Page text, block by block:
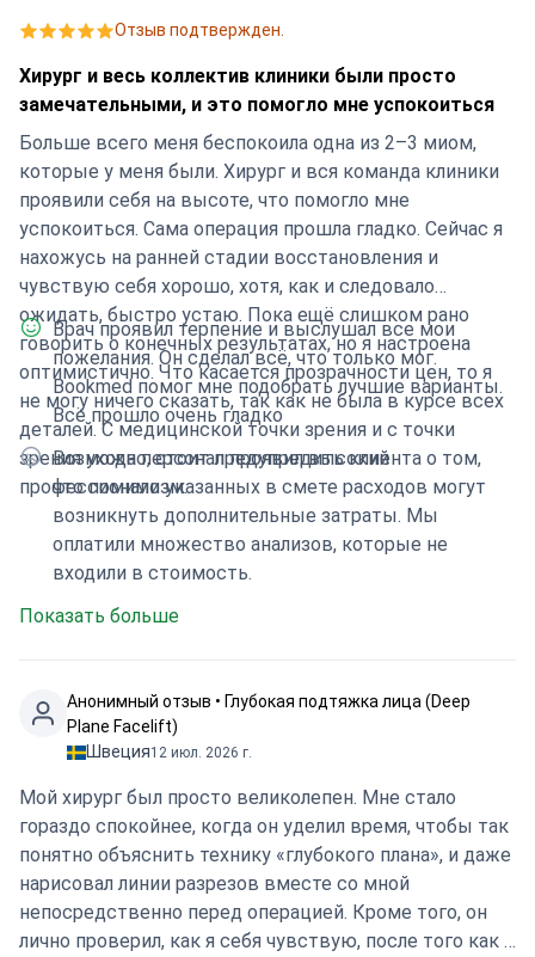
Отзыв подтвержден.
Хирург и весь коллектив клиники были просто
замечательными, и это помогло мне успокоиться
Больше всего меня беспокоила одна из 2–3 миом,
которые у меня были. Хирург и вся команда клиники
проявили себя на высоте, что помогло мне
успокоиться. Сама операция прошла гладко. Сейчас я
нахожусь на ранней стадии восстановления и
чувствую себя хорошо, хотя, как и следовало
ожидать, быстро устаю. Пока ещё слишком рано
говорить о конечных результатах, но я настроена
оптимистично. Что касается прозрачности цен, то я
не могу ничего сказать, так как не была в курсе всех
деталей. С медицинской точки зрения и с точки
зрения ухода персонал проявил высокий
профессионализм.
Врач проявил терпение и выслушал все мои
пожелания. Он сделал всё, что только мог.
Bookmed помог мне подобрать лучшие варианты.
Всё прошло очень гладко
Возможно, стоит предупредить клиента о том,
что помимо указанных в смете расходов могут
возникнуть дополнительные затраты. Мы
оплатили множество анализов, которые не
входили в стоимость.
Показать больше
Анонимный отзыв • Глубокая подтяжка лица (Deep
Plane Facelift)
Швеция12 июл. 2026 г.
Мой хирург был просто великолепен. Мне стало
гораздо спокойнее, когда он уделил время, чтобы так
понятно объяснить технику «глубокого плана», и даже
нарисовал линии разрезов вместе со мной
непосредственно перед операцией. Кроме того, он
лично проверил, как я себя чувствую, после того как я